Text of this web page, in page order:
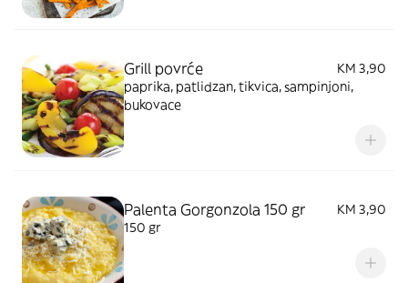
Grill povrće
KM 3,90
paprika, patlidzan, tikvica, sampinjoni,
bukovace
Palenta Gorgonzola 150 gr
KM 3,90
150 gr